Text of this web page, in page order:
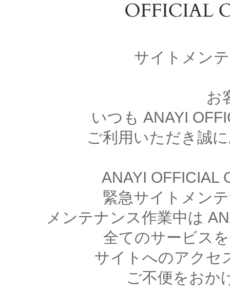
サイトメン
お
いつも ANAYI
ご利用いただき誠
ANAYI OFFICIAL
緊急サイトメン
メンテナンス作業中は
全てのサービス
サイトへのアクセ
ご不便をおか